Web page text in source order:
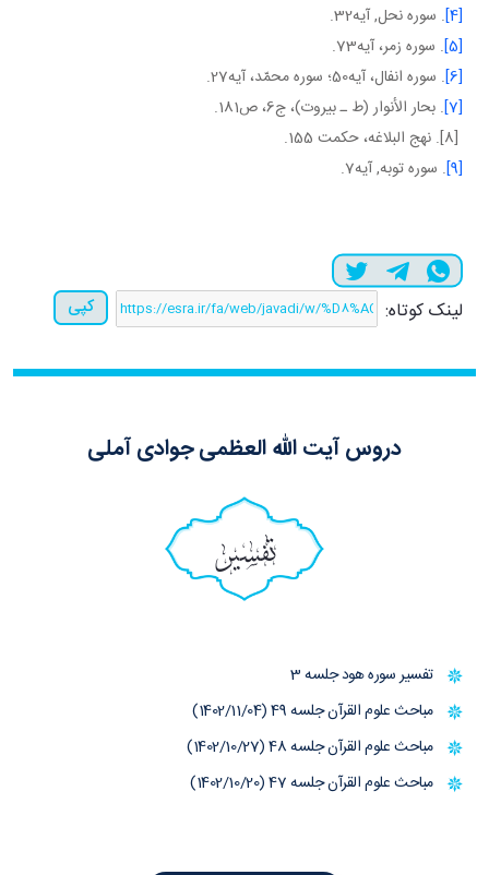
[4] . سوره نحل, آيه32.
[5] . سوره زمر، آيه73.
[6] . سوره انفال، آيه50؛ سوره محمّد، آيه27.
[7] . بحار الأنوار (ط ـ بيروت)، ج‏6، ص181.
[8]. نهج البلاغه، حکمت 155.
[9] . سوره توبه, آيه7.
لینک کوتاه: کپی
دروس آیت الله العظمی جوادی آملی
تفسیر
تفسیر سوره هود جلسه 3
مباحث علوم القرآن جلسه 49 (1402/11/04)
مباحث علوم القرآن جلسه 48 (1402/10/27)
مباحث علوم القرآن جلسه 47 (1402/10/20)